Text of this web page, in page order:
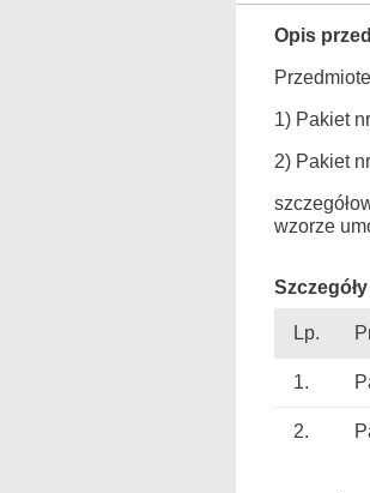
Opis
1) Pakiet
2) Pakiet
wzorze
Lp.
1.
2.